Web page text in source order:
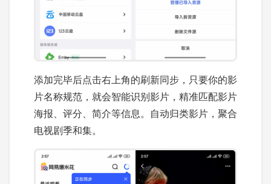
添加完毕后点击右上角的刷新同步，只要你的影
片名称规范，就会智能识别影片，精准匹配影片
海报、评分、简介等信息。自动归类影片，聚合
电视剧季和集。